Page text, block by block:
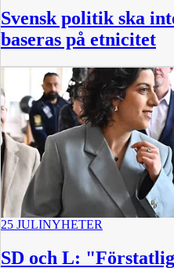
Svensk politik ska
baseras på etnicitet
25 JULINYHETER
SD och L: